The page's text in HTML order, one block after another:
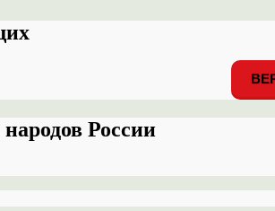
народов России